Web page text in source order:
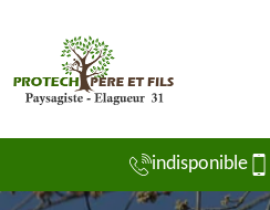
indisponible